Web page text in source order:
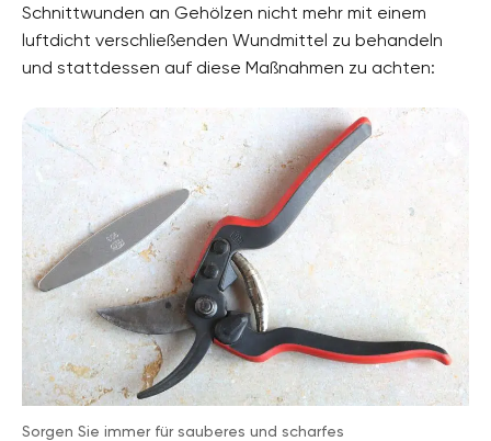
Schnittwunden an Gehölzen nicht mehr mit einem
luftdicht verschließenden Wundmittel zu behandeln
und stattdessen auf diese Maßnahmen zu achten:
Sorgen Sie immer für sauberes und scharfes